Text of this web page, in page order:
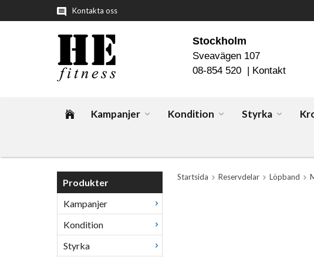
Kontakta oss
Stockholm
Sveavägen 107
08-854 520 | Kontakt
Kampanjer Kondition Styrka
Produkter
Kampanjer
Kondition
Styrka
Startsida Reservdelar Löpband